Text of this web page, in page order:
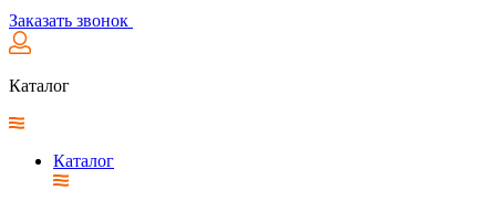
Заказать звонок
Каталог
Каталог